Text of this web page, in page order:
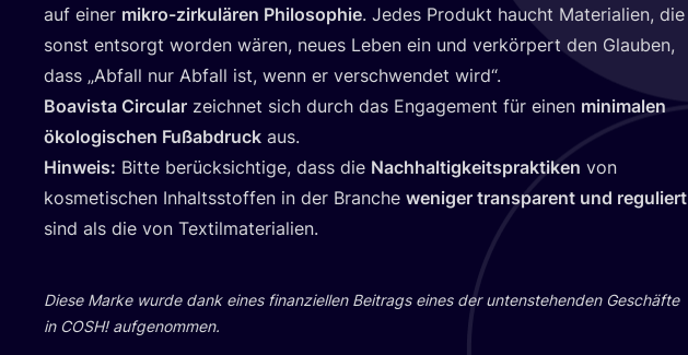
auf einer mikro-zir­ku­lä­ren Phi­lo­so­phie. Jedes Pro­dukt haucht Mate­ria­li­en, die
sonst ent­sorgt wor­den wären, neu­es Leben ein und ver­kör­pert den Glau­ben,
dass „Abfall nur Abfall ist, wenn er ver­schwen­det wird“.
Boavis­ta Cir­cu­lar zeich­net sich durch das Enga­ge­ment für einen mini­ma­len
öko­lo­gi­schen Fuß­ab­druck aus.
Hin­weis: Bit­te berück­sich­ti­ge, dass die Nach­hal­tig­keits­prak­ti­ken von
kos­me­ti­schen Inhalts­stof­fen in der Bran­che weni­ger trans­pa­rent und regu­liert
sind als die von Textilmaterialien.
Die­se Mar­ke wur­de dank eines finan­zi­el­len Bei­trags eines der unten­ste­hen­den Geschäf­te
in COSH! aufgenommen.